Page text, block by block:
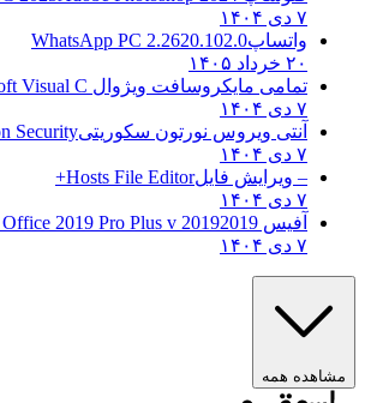
۷ دی ۱۴۰۴
واتساپWhatsApp PC 2.2620.102.0
۲۰ خرداد ۱۴۰۵
تمامی مایکروسافت ویژوال C Visual C++
۷ دی ۱۴۰۴
آنتی ویروس نورتون سکوریتیSecurity
۷ دی ۱۴۰۴
– ویرایش فایلHosts File Editor+
۷ دی ۱۴۰۴
آفیس 2019 2019 Microsoft Office 2019 Pro Plus v
۷ دی ۱۴۰۴
مشاهده همه